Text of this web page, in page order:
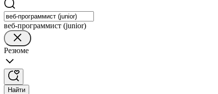
веб-программист (junior)
Резюме
Найти